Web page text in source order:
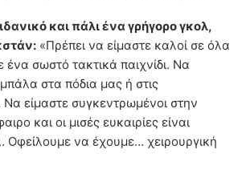
και πάλι ένα γρήγορο γκολ,
«Πρέπει να είμαστε καλοί σε όλα
σωστό τακτικά παιχνίδι. Να
στα πόδια μας ή στις
Να είμαστε συγκεντρωμένοι στην
και οι μισές ευκαιρίες είναι
Οφείλουμε να έχουμε… χειρουργική